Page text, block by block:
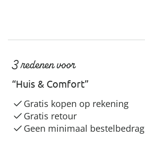
3 redenen voor
“Huis & Comfort”
Gratis kopen op rekening
Gratis retour
Geen minimaal bestelbedrag